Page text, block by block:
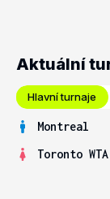
Aktuální
Hlavní turnaje
Montreal
Toronto WTA